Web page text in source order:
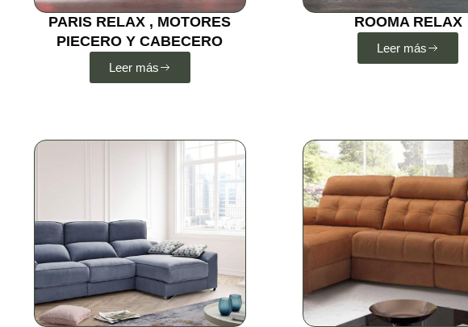
PARIS RELAX , MOTORES
PIECERO Y CABECERO
Leer más
ROOMA RELAX
Leer más